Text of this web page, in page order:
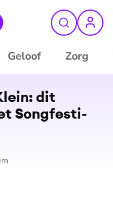
Geloof Zorg
dit
Song­fes­ti­